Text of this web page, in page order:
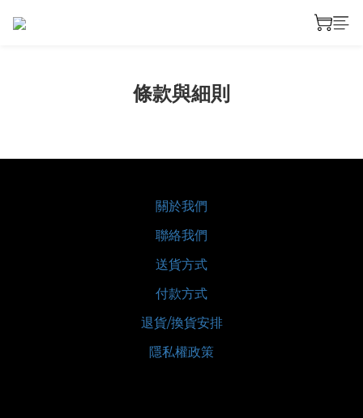
條款與細則
關於我們
聯絡我們
送貨方式
付款方式
退貨/換貨安排
隱私權政策